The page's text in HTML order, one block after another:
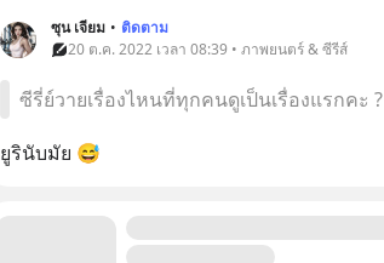
ซุน เจียม • ติดตาม
20 ต.ค. 2022 เวลา 08:39 • ภาพยนตร์ & ซีรีส์
ซีรี่ย์วายเรื่องไหนที่ทุกคนดูเป็นเรื่องแรกคะ ?
ยูรินับมัย 😅